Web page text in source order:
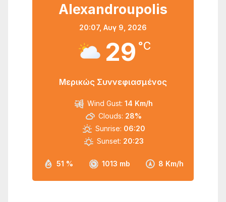
Alexandroupolis
20:07, Αυγ 9, 2026
29 °C
Μερικώς Συννεφιασμένος
51 % 1013 mb 8 Km/h
Wind Gust: 14 Km/h
Clouds: 28%
Sunrise: 06:20
Sunset: 20:23